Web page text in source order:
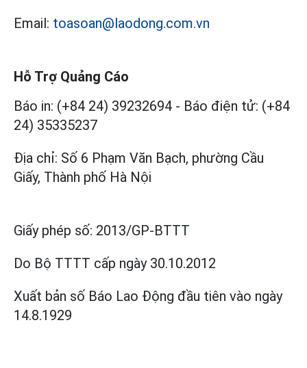
Email: toasoan@laodong.com.vn
Hỗ Trợ Quảng Cáo
Báo in: (+84 24) 39232694 - Báo điện tử: (+84
24) 35335237
Địa chỉ: Số 6 Phạm Văn Bạch, phường Cầu
Giấy, Thành phố Hà Nội
Giấy phép số: 2013/GP-BTTT
Do Bộ TTTT cấp ngày 30.10.2012
Xuất bản số Báo Lao Động đầu tiên vào ngày
14.8.1929